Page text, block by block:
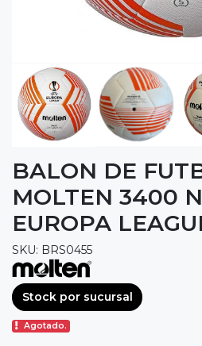
BALON DE
MOLTEN 3400
EUROPA
SKU: BRS0455
Stock por sucursal
Agotado.